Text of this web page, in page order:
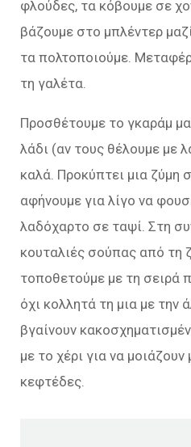
φλούδες, τα κόβουμε σε
βάζουμε στο μπλέντερ
τα πολτοποιούμε.
τη γαλέτα.
Προσθέτουμε το γκαράμ
λάδι (αν τους θέλουμε με
καλά. Προκύπτει μια ζύμη
αφήνουμε για λίγο να
λαδόχαρτο σε ταψί. Στη
κουταλιές σούπας από τη
τοποθετούμε με τη σειρά
όχι κολλητά τη μια με την
βγαίνουν
με το χέρι για να
κεφτέδες.